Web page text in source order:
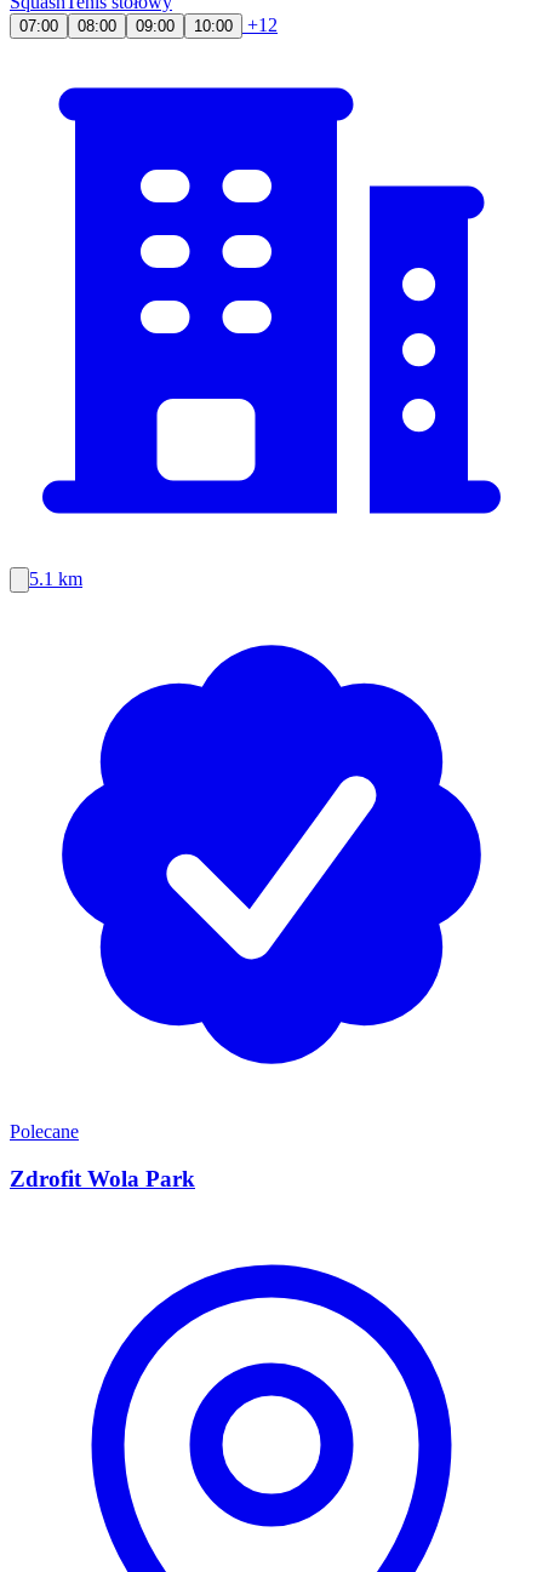
07:00 08:00 09:00 10:00 +12
5.1 km
Polecane
Zdrofit Wola Park